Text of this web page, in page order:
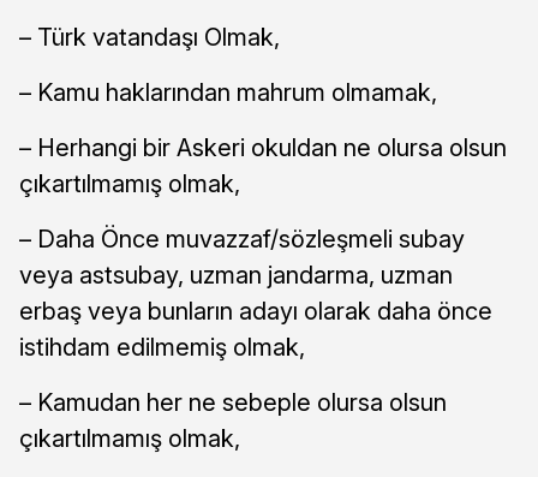
– Türk vatandaşı Olmak,
– Kamu haklarından mahrum olmamak,
– Herhangi bir Askeri okuldan ne olursa olsun
çıkartılmamış olmak,
– Daha Önce muvazzaf/sözleşmeli subay
veya astsubay, uzman jandarma, uzman
erbaş veya bunların adayı olarak daha önce
istihdam edilmemiş olmak,
– Kamudan her ne sebeple olursa olsun
çıkartılmamış olmak,